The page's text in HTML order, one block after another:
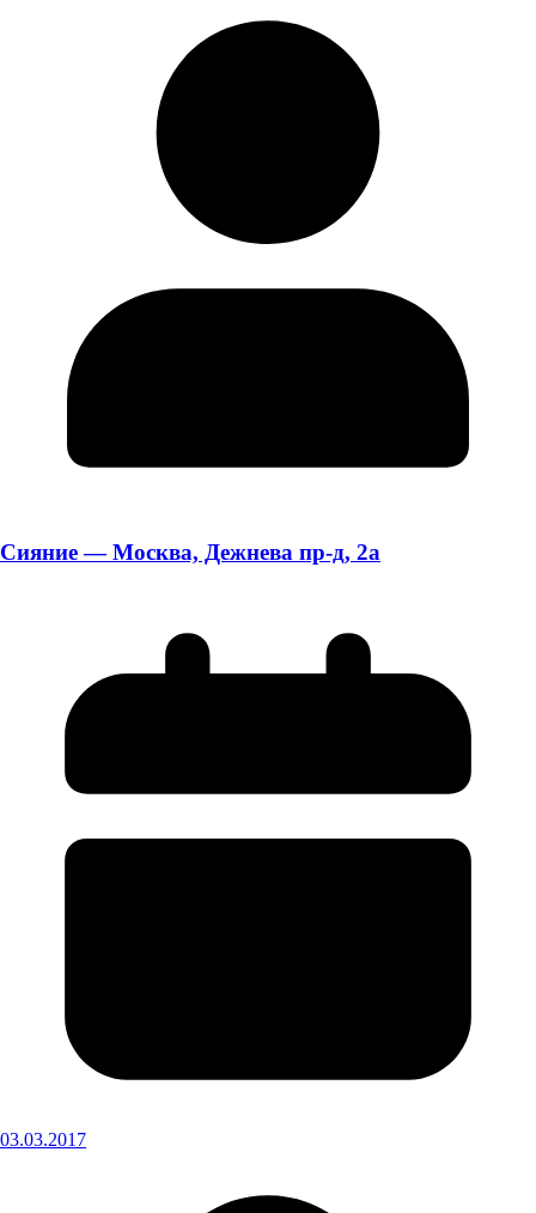
Сияние — Москва, Дежнева пр-д, 2а
03.03.2017